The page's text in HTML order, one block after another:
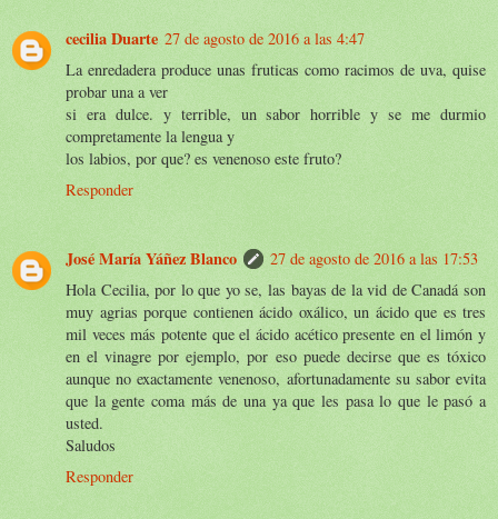
cecilia Duarte 27 de agosto de 2016 a las 4:47
La enredadera produce unas fruticas como racimos de uva, quise
probar una a ver
si era dulce. y terrible, un sabor horrible y se me durmio
compretamente la lengua y
los labios, por que? es venenoso este fruto?
Responder
José María Yáñez Blanco
27 de agosto de 2016 a las 17:53
Hola Cecilia, por lo que yo se, las bayas de la vid de Canadá son
muy agrias porque contienen ácido oxálico, un ácido que es tres
mil veces más potente que el ácido acético presente en el limón y
en el vinagre por ejemplo, por eso puede decirse que es tóxico
aunque no exactamente venenoso, afortunadamente su sabor evita
que la gente coma más de una ya que les pasa lo que le pasó a
usted.
Saludos
Responder